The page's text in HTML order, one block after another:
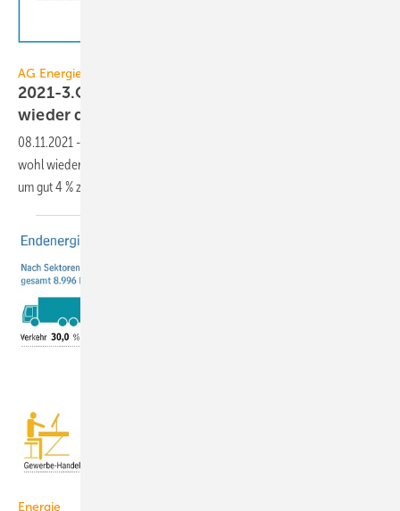
AG Energiebilanzen
2021-3.Q: Primärenergieverbrauch steigt
wiederdeutlich
08.11.2021 -
wohl wieder um knapp 3 % steigen. Die CO
um gut 4 %zulegen.
Energie